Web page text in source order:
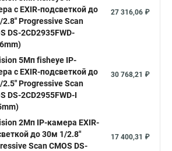
Hikvision ip camera
камера Hikvision купольная
Hikvision поворотная
c EXIR-подсветкой до
Progressive Scan
DS-2CD2935FWD-
27 316,06 ₽
5Мп fisheye IP-
c EXIR-подсветкой до
Progressive Scan
DS-2CD2955FWD-I
30 768,21 ₽
2Мп IP-камера EXIR-
до 30м 1/2.8"
Scan CMOS DS-
17 400,31 ₽